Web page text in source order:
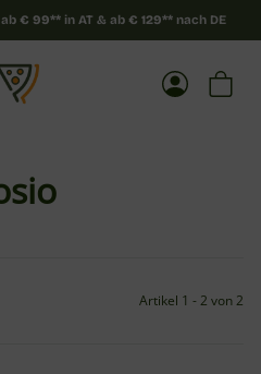
€ 99** in AT & ab € 129** nach DE
Artikel 1 - 2 von 2